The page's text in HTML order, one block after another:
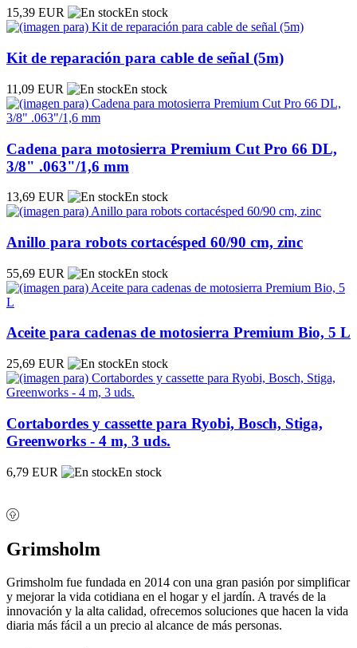
15,39 EUR En stock
Kit de reparación para cable de señal (5m)
11,09 EUR En stock
Cadena para motosierra Premium Cut Pro 66 DL,
3/8" .063"/1,6 mm
13,69 EUR En stock
Anillo para robots cortacésped 60/90 cm, zinc
55,69 EUR En stock
Aceite para cadenas de motosierra Premium Bio, 5 L
25,69 EUR En stock
Cortabordes y cassette para Ryobi, Bosch, Stiga,
Greenworks - 4 m, 3 uds.
6,79 EUR En stock
Grimsholm
Grimsholm fue fundada en 2014 con una gran pasión por simplificar
y mejorar la vida cotidiana en el hogar y el jardín. A través de la
innovación y la alta calidad, ofrecemos soluciones que hacen la vida
diaria más fácil a un precio al alcance de más personas.